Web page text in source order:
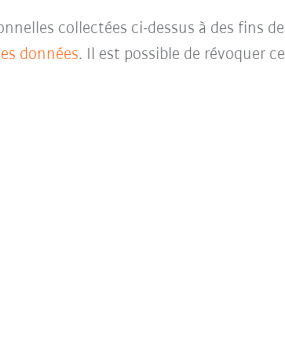
collectées ci-dessus à des fins de
données. Il est possible de révoquer ce